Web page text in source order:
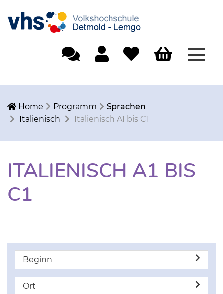
Home Programm
Sprachen
Italienisch
Italienisch A1 bis C1
ITALIENISCH A1 BIS
C1
Beginn
Ort